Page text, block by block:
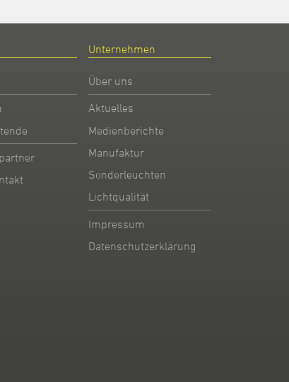
Unternehmen
Über uns
Aktuelles
Medienberichte
Manufaktur
Sonderleuchten
Lichtqualität
Impressum
Datenschutzerklärung